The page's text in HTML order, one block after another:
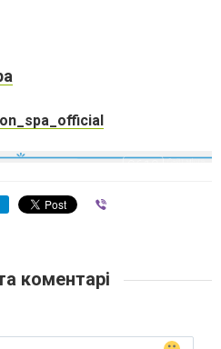
коментарі